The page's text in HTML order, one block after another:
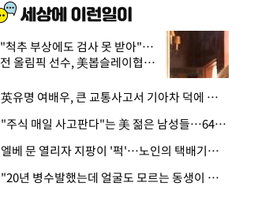
"척추 부상에도 검사 못 받아"…
전 올림픽 선수, 美봅슬레이협회
· 英유명 여배우, 큰 교통사고서 기아차 덕에 살았다
· "주식 매일 사고판다"는 美 젊은 남성들…64%가 "나는 인생의 패배자“
· 엘베 문 열리자 지팡이 '퍽'…노인의 택배기사 폭행 이유
· "20년 병수발했는데 얼굴도 모르는 동생이 유산 절반을"…배다른 형제 상속권 있을까